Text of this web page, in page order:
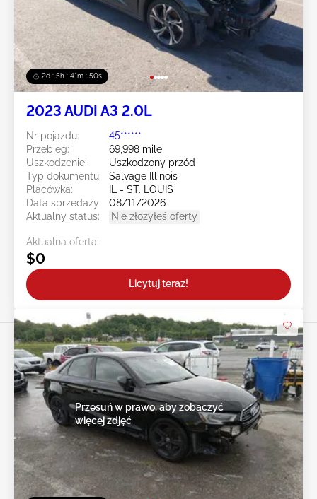
2d : 5h : 41m : 49s
2023 AUDI A3 2.0L
Nr pojazdu:
45******
Przebieg:
69,998 mile
Uszkodzenie:
Uszkodzony przód
Typ dokumentu:
Salvage Illinois
Placówka:
IL - ST. LOUIS
Data sprzedaży:
08/11/2026
Aktualny status:
Nie złożyłeś oferty
Aktualna oferta:
$0
Licytuj teraz!
Przesuń w prawo, aby zobaczyć
więcej zdjęć